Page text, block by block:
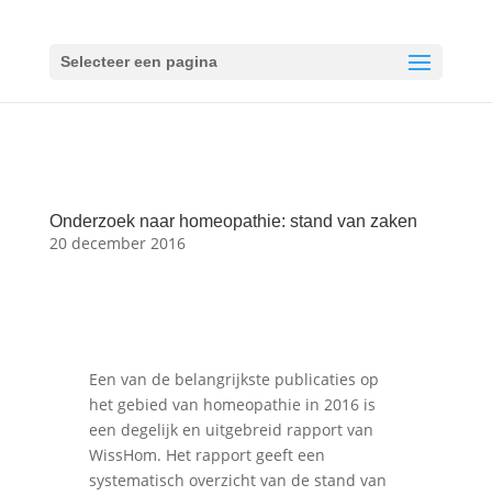
Selecteer een pagina
Onderzoek naar homeopathie: stand van zaken
20 december 2016
Een van de belangrijkste publicaties op
het gebied van homeopathie in 2016 is
een degelijk en uitgebreid rapport van
WissHom. Het rapport geeft een
systematisch overzicht van de stand van